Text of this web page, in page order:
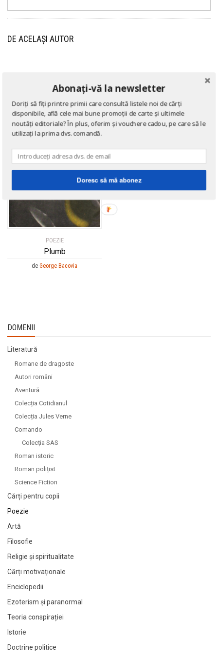
DE ACELAȘI AUTOR
George Bacovia
POEZIE
Plumb
de George Bacovia
DOMENII
Literatură
Romane de dragoste
Autori români
Aventură
Colecția Cotidianul
Colecția Jules Verne
Comando
Colecția SAS
Roman istoric
Roman polițist
Science Fiction
Cărți pentru copii
Poezie
Artă
Filosofie
Religie și spiritualitate
Cărți motivaționale
Enciclopedii
Ezoterism și paranormal
Teoria conspirației
Istorie
Doctrine politice
Abonați-vă la newsletter
Doriți să fiți printre primii care consultă listele noi de cărți
disponibile, află cele mai bune promoții de carte și ultimele
noutăți editoriale? În plus, oferim și vouchere cadou, pe care să le
utilizați la prima dvs. comandă.
Doresc să mă abonez